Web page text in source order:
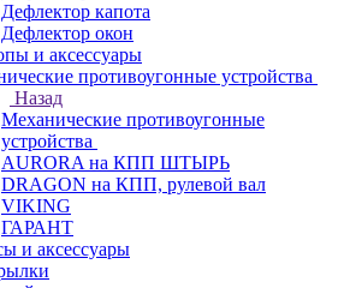
Дефлектор капота
Дефлектор окон
и аксессуары
противоугонные устройства
Назад
Механические противоугонные
устройства
AURORA на КПП ШТЫРЬ
DRAGON на КПП, рулевой вал
VIKING
ГАРАНТ
и аксессуары